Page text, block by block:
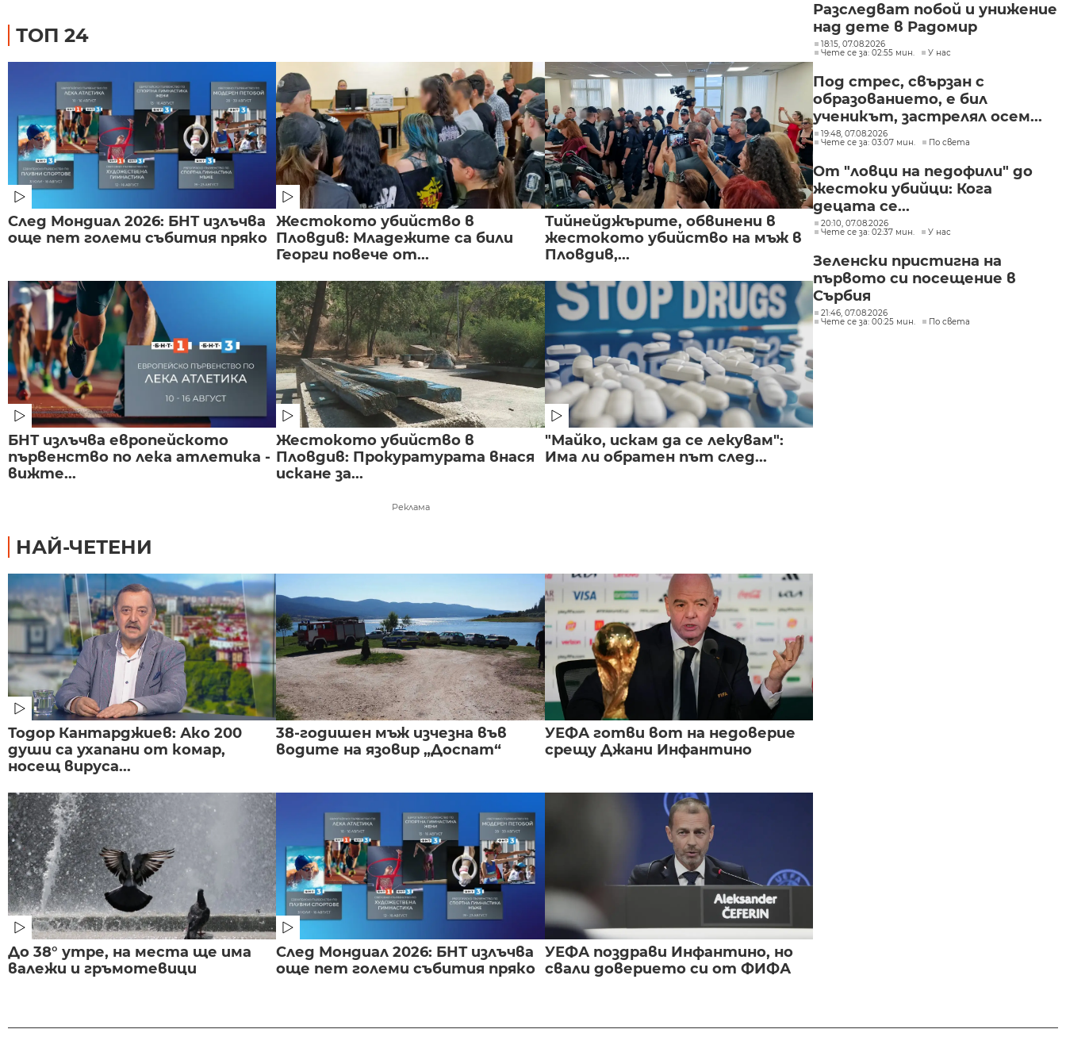
ТОП 24
След Мондиал 2026: БНТ излъчва
още пет големи събития пряко
Жестокото убийство в
Пловдив: Младежите са били
Георги повече от...
Тийнейджърите, обвинени в
жестокото убийство на мъж в
Пловдив,...
БНТ излъчва европейското
първенство по лека атлетика -
вижте...
Жестокото убийство в
Пловдив: Прокуратурата внася
искане за...
"Майко, искам да се лекувам":
Има ли обратен път след...
Реклама
НАЙ-ЧЕТЕНИ
Тодор Кантарджиев: Ако 200
души са ухапани от комар,
носещ вируса...
38-годишен мъж изчезна във
водите на язовир „Доспат“
УЕФА готви вот на недоверие
срещу Джани Инфантино
До 38° утре, на места ще има
валежи и гръмотевици
След Мондиал 2026: БНТ излъчва
още пет големи събития пряко
УЕФА поздрави Инфантино, но
свали доверието си от ФИФА
Разследват побой и унижение
над дете в Радомир
18:15, 07.08.2026
Чете се за: 02:55 мин.
У нас
Под стрес, свързан с
образованието, е бил
ученикът, застрелял осем...
19:48, 07.08.2026
Чете се за: 03:07 мин.
По света
От "ловци на педофили" до
жестоки убийци: Кога
децата се...
20:10, 07.08.2026
Чете се за: 02:37 мин.
У нас
Зеленски пристигна на
първото си посещение в
Сърбия
21:46, 07.08.2026
Чете се за: 00:25 мин.
По света